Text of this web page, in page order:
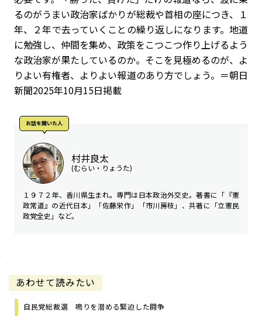
るのがうまい政治家ばかりが総裁や首相の座につき、１
年、２年で去っていくことの繰り返しになります。地道
に勉強し、仲間を集め、政策をこつこつ作り上げるよう
な政治家が果たしているのか。そこを見極めるのが、よ
りよい有権者、よりよい報道のあり方でしょう。＝朝日
新聞2025年10月15日掲載
お話を聞いた人
村井良太
(むらい・りょうた)
１９７２年、香川県生まれ。専門は日本政治外交史。著書に「『憲
政常道』の近代日本」「佐藤栄作」「市川房枝」、共著に「立憲民
政党全史」など。
あわせて読みたい
自民党総裁選 鳴りを潜める緊迫した闘争